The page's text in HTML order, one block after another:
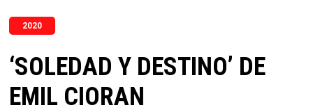
2020
‘SOLEDAD Y DESTINO’ DE
EMIL CIORAN